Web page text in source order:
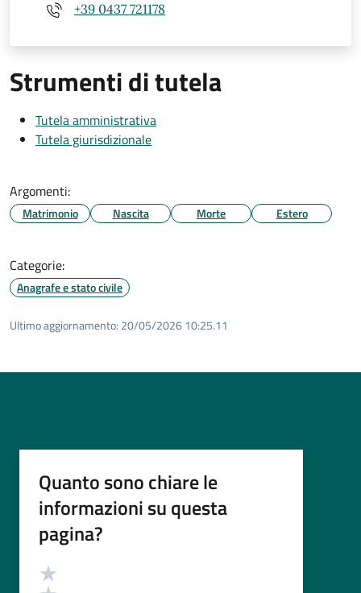
+39 0437 721178
Strumenti di tutela
Tutela amministrativa
Tutela giurisdizionale
Argomenti:
Matrimonio Nascita Morte Estero
Categorie:
Anagrafe e stato civile
Ultimo aggiornamento: 20/05/2026 10:25.11
Quanto sono chiare le
informazioni su questa
pagina?
Valutazione